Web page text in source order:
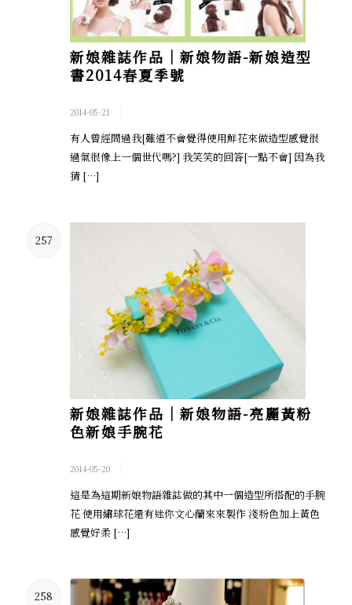
新娘雜誌作品│新娘物語-新娘造型
書2014春夏季號
2014-05-21
有人曾經問過我[難道不會覺得使用鮮花來做造型感覺很
過氣很像上一個世代嗎?] 我笑笑的回答[一點不會] 因為我
猜 […]
257
新娘雜誌作品│新娘物語-亮麗黃粉
色新娘手腕花
2014-05-20
這是為這期新娘物語雜誌做的其中一個造型所搭配的手腕
花 使用繡球花還有迷你文心蘭來來製作 淺粉色加上黃色
感覺好柔 […]
258